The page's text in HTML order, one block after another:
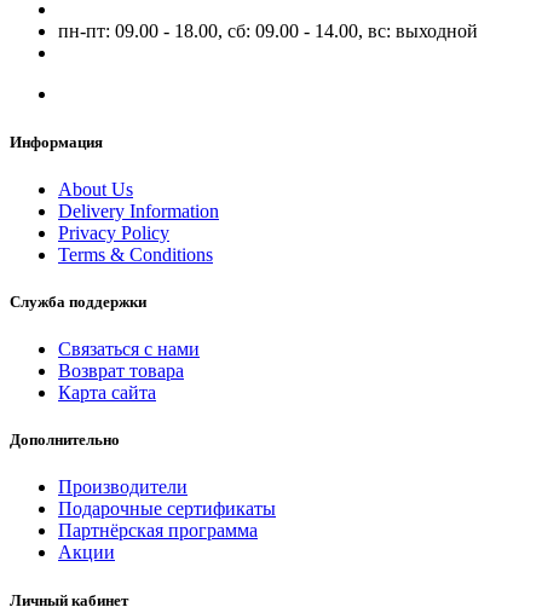
пн-пт: 09.00 - 18.00, сб: 09.00 - 14.00, вс: выходной
Информация
About Us
Delivery Information
Privacy Policy
Terms & Conditions
Служба поддержки
Связаться с нами
Возврат товара
Карта сайта
Дополнительно
Производители
Подарочные сертификаты
Партнёрская программа
Акции
Личный кабинет